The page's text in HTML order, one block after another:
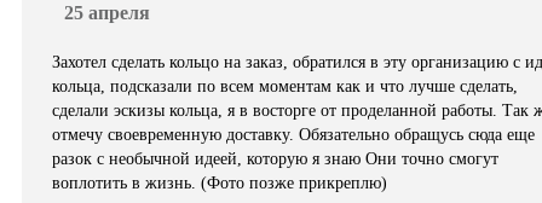
25 апреля
Захотел сделать кольцо на заказ, обратился в эту организацию с
кольца, подсказали по всем моментам как и что лучше сделать,
сделали эскизы кольца, я в восторге от проделанной работы. Так
отмечу своевременную доставку. Обязательно обращусь сюда еще
разок с необычной идеей, которую я знаю Они точно смогут
воплотить в жизнь. (Фото позже прикреплю)